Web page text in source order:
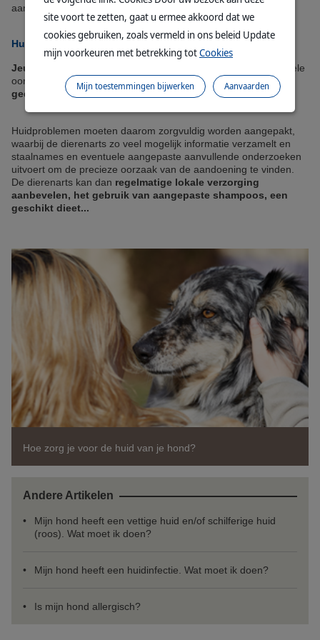
aangepaste medische, voedings- en hygiënemaatregelen.
Huidproblemen van de hond verzorgen
Jeuk
is een van de meest voorkomende symptomen en kan vele
oorzaken hebben, van parasieten tot allergieën, alsook
gedragsstoornissen!
Huidproblemen moeten daarom zorgvuldig worden aangepakt,
waarbij de dierenarts zo veel mogelijk informatie verzamelt en
staalnames en eventuele aangepaste aanvullende onderzoeken
uitvoert om de precieze oorzaak van de aandoening te vinden.
De dierenarts kan dan regelmatige lokale verzorging
aanbevelen, het gebruik van aangepaste shampoos, een
geschikt dieet...
Hoe zorg je voor de huid van je hond?
Andere Artikelen
Mijn hond heeft een vettige huid en/of schilferige huid
(roos). Wat moet ik doen?
Mijn hond heeft een huidinfectie. Wat moet ik doen?
Is mijn hond allergisch?
site voort te zetten, gaat u ermee akkoord dat we
cookies gebruiken, zoals vermeld in ons beleid Update
mijn voorkeuren met betrekking totCookies
Aanvaarden
Mijn toestemmingen bijwerken